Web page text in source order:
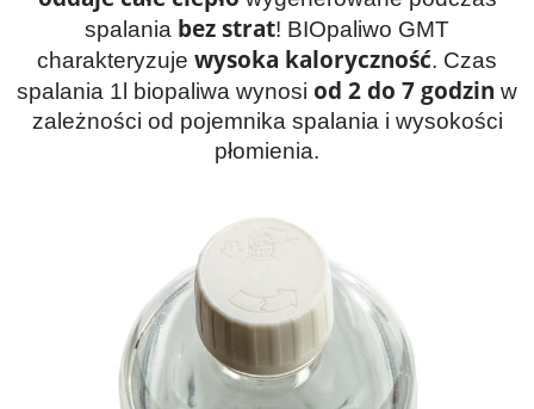
spalania bez strat! BIOpaliwo GMT
charakteryzuje wysoka kaloryczność. Czas
spalania 1l biopaliwa wynosi od 2 do 7 godzin w
zależności od pojemnika spalania i wysokości
płomienia.